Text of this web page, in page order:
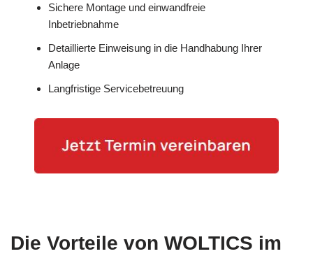
Sichere Montage und einwandfreie
Inbetriebnahme
Detaillierte Einweisung in die Handhabung Ihrer
Anlage
Langfristige Servicebetreuung
Die Vorteile von WOLTICS im